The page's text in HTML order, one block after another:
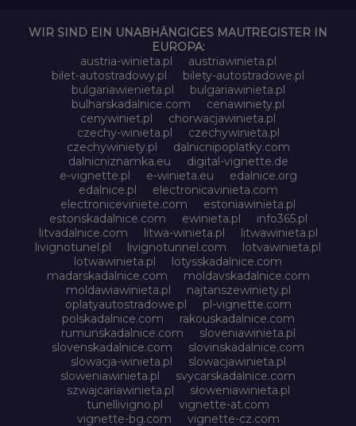
WIR SIND EIN UNABHÄNGIGES MAUTREGISTER IN
EUROPA:
austria-winieta.pl
austriawinieta.pl
bilet-autostradowy.pl
bilety-autostradowe.pl
bulgariawienieta.pl
bulgariawinieta.pl
bulharskadalnice.com
cenawiniety.pl
cenywiniet.pl
chorwacjawinieta.pl
czechy-winieta.pl
czechywinieta.pl
czechywiniety.pl
dalnicnipoplatky.com
dalnicniznamka.eu
digital-vignette.de
e-vignette.pl
e-winieta.eu
edalnice.org
edalnice.pl
electronicavinieta.com
electroniceviniete.com
estoniawinieta.pl
estonskadalnice.com
ewinieta.pl
info365.pl
litvadalnice.com
litwa-winieta.pl
litwawinieta.pl
livignotunel.pl
livignotunnel.com
lotvawinieta.pl
lotwawinieta.pl
lotysskadalnice.com
madarskadalnice.com
moldavskadalnice.com
moldawiawinieta.pl
najtanszewiniety.pl
oplatyautostradowe.pl
pl-vignette.com
polskadalnice.com
rakouskadalnice.com
rumunskadalnice.com
sloveniawinieta.pl
slovenskadalnice.com
slovinskadalnice.com
slowacja-winieta.pl
slowacjawinieta.pl
sloweniawinieta.pl
svycarskadalnice.com
szwajcariawinieta.pl
słoweniawinieta.pl
tunellivigno.pl
vignette-at.com
vignette-bg.com
vignette-cz.com